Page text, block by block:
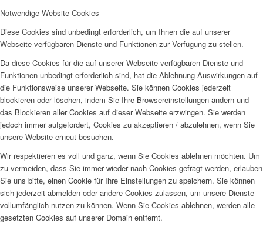
Notwendige Website Cookies
Diese Cookies sind unbedingt erforderlich, um Ihnen die auf unserer
Webseite verfügbaren Dienste und Funktionen zur Verfügung zu stellen.
Da diese Cookies für die auf unserer Webseite verfügbaren Dienste und
Funktionen unbedingt erforderlich sind, hat die Ablehnung Auswirkungen auf
die Funktionsweise unserer Webseite. Sie können Cookies jederzeit
blockieren oder löschen, indem Sie Ihre Browsereinstellungen ändern und
das Blockieren aller Cookies auf dieser Webseite erzwingen. Sie werden
jedoch immer aufgefordert, Cookies zu akzeptieren / abzulehnen, wenn Sie
unsere Website erneut besuchen.
Wir respektieren es voll und ganz, wenn Sie Cookies ablehnen möchten. Um
zu vermeiden, dass Sie immer wieder nach Cookies gefragt werden, erlauben
Sie uns bitte, einen Cookie für Ihre Einstellungen zu speichern. Sie können
sich jederzeit abmelden oder andere Cookies zulassen, um unsere Dienste
vollumfänglich nutzen zu können. Wenn Sie Cookies ablehnen, werden alle
gesetzten Cookies auf unserer Domain entfernt.